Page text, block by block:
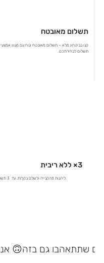
תשלום מאובטח
קנו בביטחון מלא – תשלום מאובטח ונוח עם מגוון אמצעי
תשלום לבחירתכם.
3× ללא ריבית
ליהנות מהקנייה ולשלם בקלות. עד 3 תשלומים ללא ריבית להזמנות מעל 400 ש"ח.
אנחנו בטוחים שתתאהבו גם בזה 🙃